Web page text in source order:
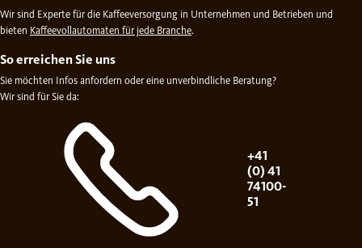
Wir sind Experte für die Kaffeeversorgung in Unternehmen und Betrieben und
bieten Kaffeevollautomaten für jede Branche.
So erreichen Sie uns
Sie möchten Infos anfordern oder eine unverbindliche Beratung?
Wir sind für Sie da:
+41
(0) 41
74100-
51